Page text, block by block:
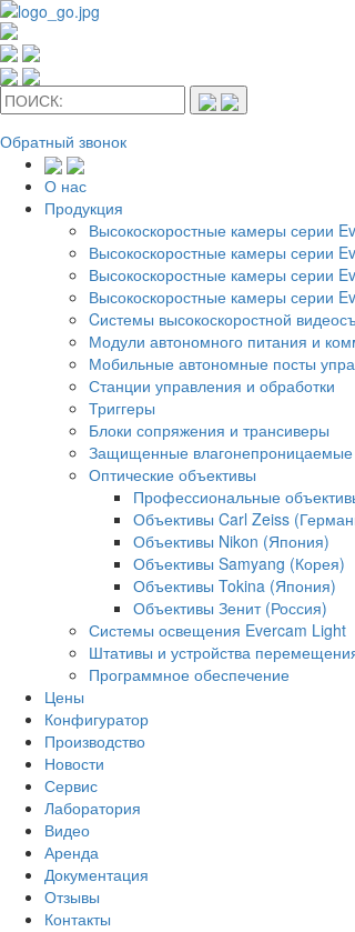
Обратный звонок
О нас
Продукция
Высокоскоростные камеры серии
Высокоскоростные камеры серии
Высокоскоростные камеры серии
Высокоскоростные камеры серии
Cистемы высокоскоростной
Модули автономного питания и
Мобильные автономные посты
Станции управления и обработки
Триггеры
Блоки сопряжения и трансиверы
Защищенные влагонепроницаемые
Оптические объективы
Профессиональные
Объективы Carl Zeiss
Объективы Nikon (Япония)
Объективы Samyang (Корея)
Объективы Tokina (Япония)
Объективы Зенит (Россия)
Системы освещения Evercam Light
Штативы и устройства
Программное обеспечение
Цены
Конфигуратор
Производство
Новости
Сервис
Лаборатория
Видео
Аренда
Документация
Отзывы
Контакты